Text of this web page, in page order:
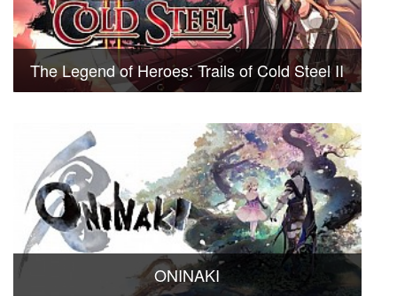
The Legend of Heroes: Trails of Cold Steel II
ONINAKI